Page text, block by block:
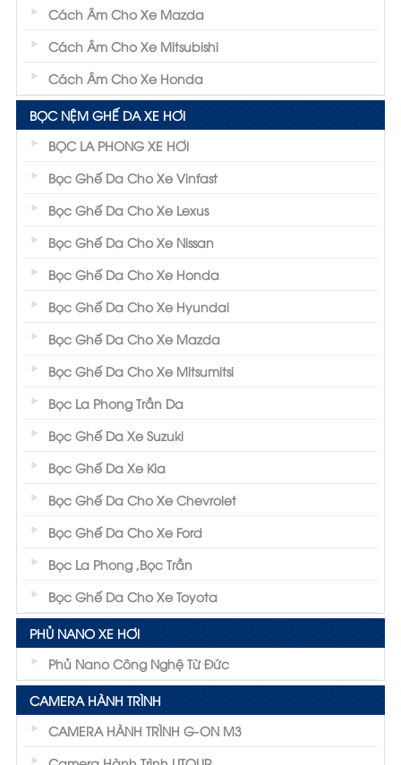
Cách Âm Cho Xe Mazda
Cách Âm Cho Xe Mitsubishi
Cách Âm Cho Xe Honda
BỌC NỆM GHẾ DA XE HƠI
BỌC LA PHONG XE HƠI
Bọc Ghế Da Cho Xe Vinfast
Bọc Ghế Da Cho Xe Lexus
Bọc Ghế Da Cho Xe Nissan
Bọc Ghế Da Cho Xe Honda
Bọc Ghế Da Cho Xe Hyundai
Bọc Ghế Da Cho Xe Mazda
Bọc Ghế Da Cho Xe Mitsumitsi
Bọc La Phong Trần Da
Bọc Ghế Da Xe Suzuki
Bọc Ghế Da Xe Kia
Bọc Ghế Da Cho Xe Chevrolet
Bọc Ghế Da Cho Xe Ford
Bọc La Phong ,Bọc Trần
Bọc Ghế Da Cho Xe Toyota
PHỦ NANO XE HƠI
Phủ Nano Công Nghệ Từ Đức
CAMERA HÀNH TRÌNH
CAMERA HÀNH TRÌNH G-ON M3